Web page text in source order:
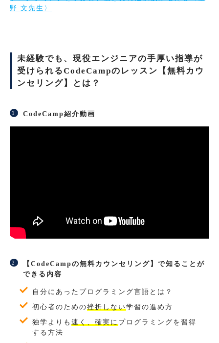
野 文先生〉
未経験でも、現役エンジニアの手厚い指導が
受けられるCodeCampのレッスン【無料カウ
ンセリング】とは？
CodeCamp紹介動画
【CodeCampの無料カウンセリング】で知ることが
できる内容
自分にあったプログラミング言語とは？
初心者のための挫折しない学習の進め方
独学よりも 速く、確実に プログラミングを習得
する方法